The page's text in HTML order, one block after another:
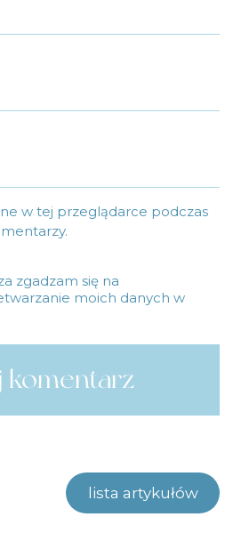
w tej przeglądarce podczas
zgadzam się na
moich danych w
lista artykułów